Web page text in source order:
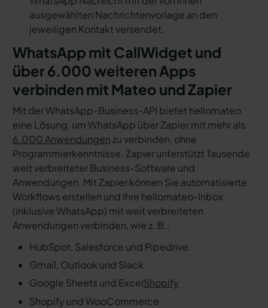
ausgewählten Nachrichtenvorlage an den
jeweiligen Kontakt versendet.
WhatsApp mit CallWidget und
über 6.000 weiteren Apps
verbinden mit Mateo und Zapier
Mit der WhatsApp-Business-API bietet hellomateo
eine Lösung, um WhatsApp über Zapier mit mehr als
6.000 Anwendungenzu verbinden, ohne
Programmierkenntnisse. Zapier unterstützt Tausende
weit verbreiteter Business-Software und
Anwendungen. Mit Zapier können Sie automatisierte
Workflows erstellen und Ihre hellomateo-Inbox
(inklusive WhatsApp) mit weit verbreiteten
Anwendungen verbinden, wie z. B.:
HubSpot, Salesforce und Pipedrive
Gmail, Outlook und Slack
Google Sheets und ExcelShopify
Shopify und WooCommerce